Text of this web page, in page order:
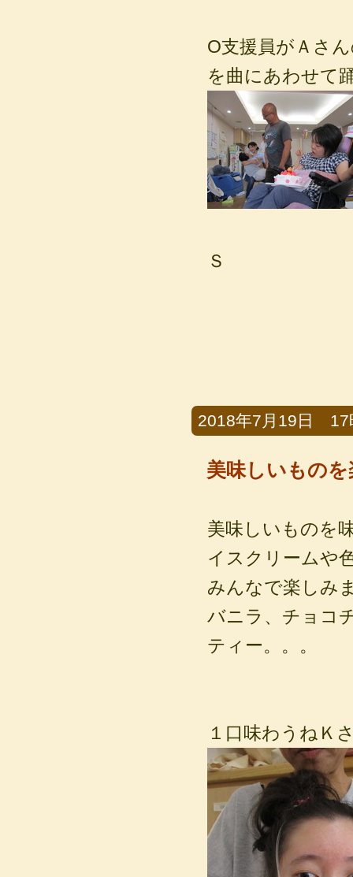
O支援員がＡさ
を曲にあわせて
Ｓ
2018年7月19日 17
美味しいもの
美味しいものを
イスクリームや
みんなで楽しみ
バニラ、チョコ
ティー。。。
１口味わうねＫ